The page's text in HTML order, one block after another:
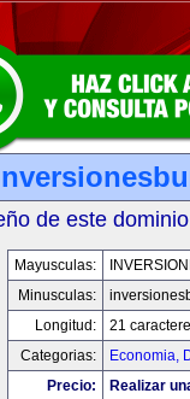
de este
Mayusculas:
Minusculas:
Longitud:
21
Categorias:
Economia,
Precio:
Realizar